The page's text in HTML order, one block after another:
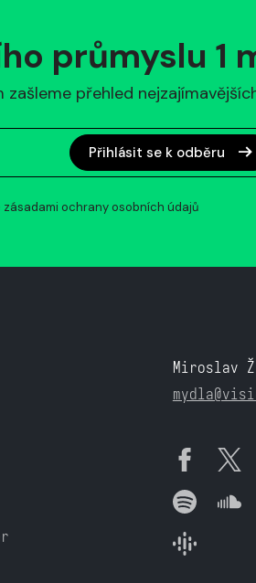
průmyslu 1
přehled
Přihlásit se k odběru
zásadami ochrany osobních údajů
Miroslav